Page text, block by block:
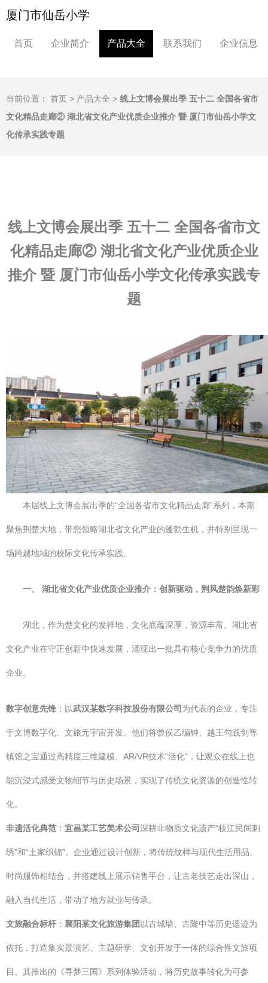
厦门市仙岳小学
首页 企业简介 产品大全 联系我们 企业信息
当前位置： 首页 > 产品大全 > 线上文博会展出季 五十二 全国各省市
文化精品走廊② 湖北省文化产业优质企业推介 暨 厦门市仙岳小学文
化传承实践专题
线上文博会展出季 五十二 全国各省市文
化精品走廊② 湖北省文化产业优质企业
推介 暨 厦门市仙岳小学文化传承实践专
题
本届线上文博会展出季的“全国各省市文化精品走廊”系列，本期
聚焦荆楚大地，带您领略湖北省文化产业的蓬勃生机，并特别呈现一
场跨越地域的校际文化传承实践。
一、 湖北省文化产业优质企业推介：创新驱动，荆风楚韵焕新彩
湖北，作为楚文化的发祥地，文化底蕴深厚，资源丰富。湖北省
文化产业在守正创新中快速发展，涌现出一批具有核心竞争力的优质
企业。
数字创意先锋 ：以武汉某数字科技股份有限公司 为代表的企业，专注
于文博数字化、文旅元宇宙开发。他们将曾侯乙编钟、越王勾践剑等
镇馆之宝通过高精度三维建模、AR/VR技术“活化”，让观众在线上也
能沉浸式感受文物细节与历史场景，实现了传统文化资源的创造性转
化。
非遗活化典范 ： 宜昌某工艺美术公司深耕非物质文化遗产“枝江民间刺
绣”和“土家织锦”。企业通过设计创新，将传统纹样与现代生活用品、
时尚服饰相结合，并搭建线上展示销售平台，让古老技艺走出深山，
融入当代生活，带动了地方就业与传承。
文旅融合标杆 ： 襄阳某文化旅游集团 以古城墙、古隆中等历史遗迹为
依托，打造集实景演艺、主题研学、文创开发于一体的综合性文旅项
目。其推出的《寻梦三国》系列体验活动，将历史故事转化为可参